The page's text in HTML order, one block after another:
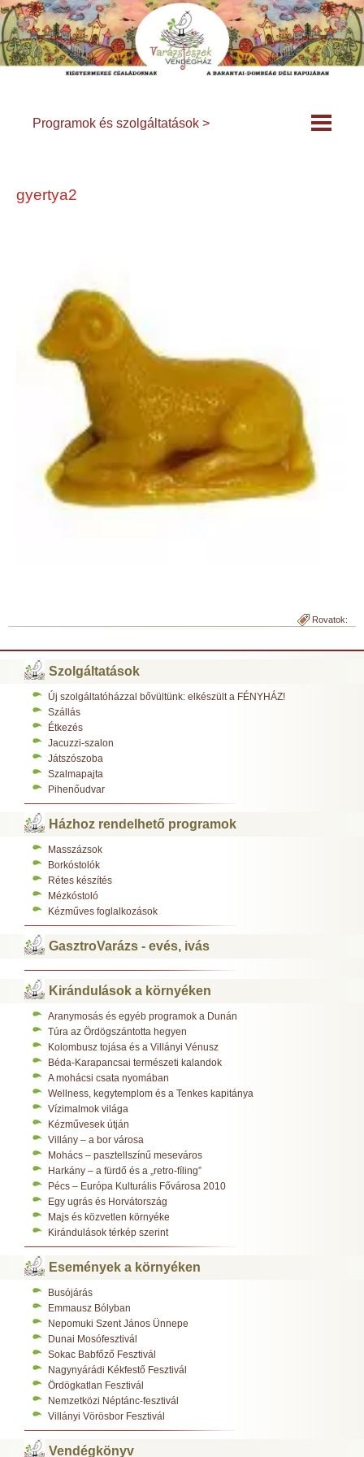
Programok és szolgáltatások >
gyertya2
Rovatok:
Szolgáltatások
Új szolgáltatóházzal bővültünk: elkészült a FÉNYHÁZ!
Szállás
Étkezés
Jacuzzi-szalon
Játszószoba
Szalmapajta
Pihenőudvar
Házhoz rendelhető programok
Masszázsok
Borkóstolók
Rétes készítés
Mézkóstoló
Kézműves foglalkozások
GasztroVarázs - evés, ivás
Kirándulások a környéken
Aranymosás és egyéb programok a Dunán
Túra az Ördögszántotta hegyen
Kolombusz tojása és a Villányi Vénusz
Béda-Karapancsai természeti kalandok
A mohácsi csata nyomában
Wellness, kegytemplom és a Tenkes kapitánya
Vízimalmok világa
Kézművesek útján
Villány – a bor városa
Mohács – pasztellszínű meseváros
Harkány – a fürdő és a „retro-fíling”
Pécs – Európa Kulturális Fővárosa 2010
Egy ugrás és Horvátország
Majs és közvetlen környéke
Kirándulások térkép szerint
Események a környéken
Busójárás
Emmausz Bólyban
Nepomuki Szent János Ünnepe
Dunai Mosófesztivál
Sokac Babfőző Fesztivál
Nagynyárádi Kékfestő Fesztivál
Ördögkatlan Fesztivál
Nemzetközi Néptánc-fesztivál
Villányi Vörösbor Fesztivál
Vendégkönyv